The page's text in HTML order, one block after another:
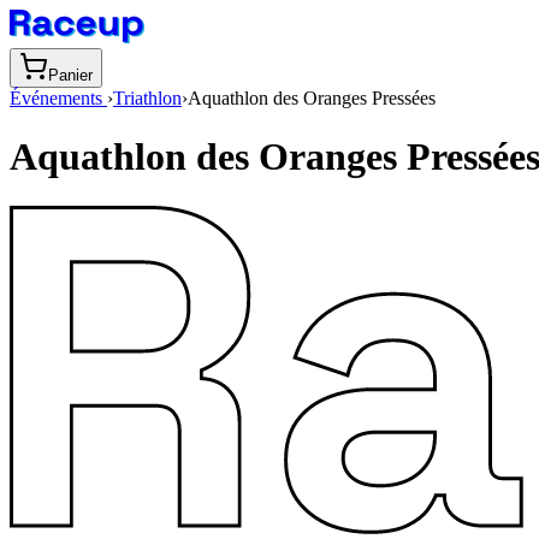
Panier
Événements ›Triathlon›Aquathlon des Oranges Pressées
Aquathlon des Oranges Pressées